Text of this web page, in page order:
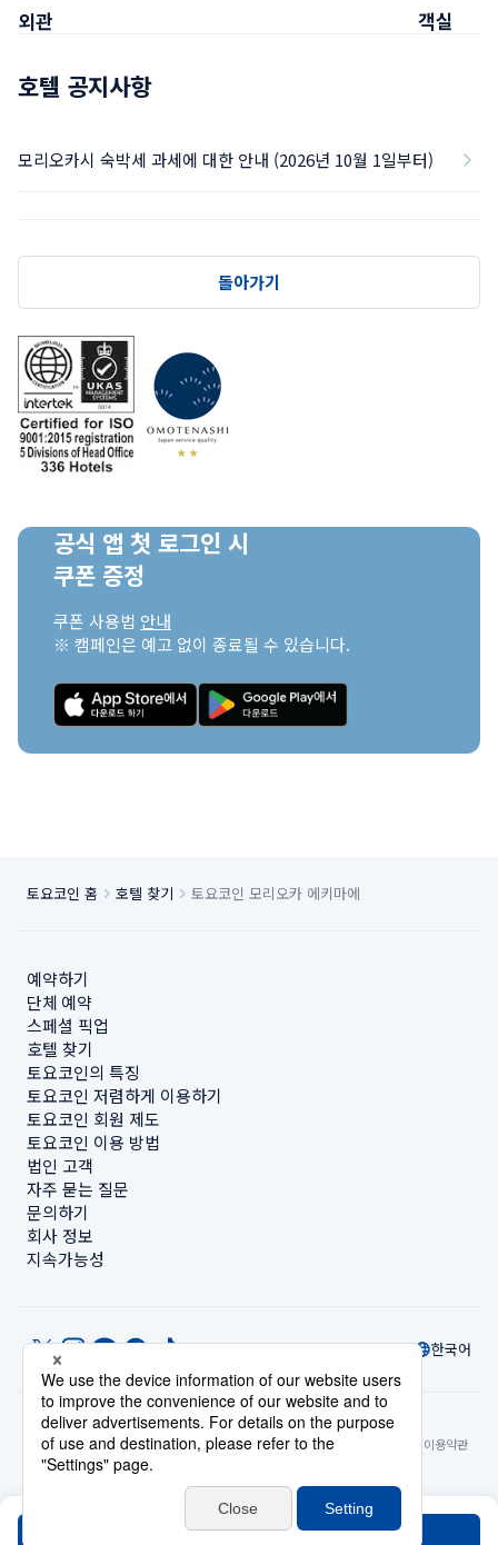
외관 객실
호텔 공지사항
모리오카시 숙박세 과세에 대한 안내 (2026년 10월 1일부터)
돌아가기
공식 앱 첫 로그인 시
쿠폰 증정
쿠폰 사용법 안내
※ 캠페인은 예고 없이 종료될 수 있습니다.
토요코인 홈 호텔 찾기 토요코인 모리오카 에키마에
예약하기
단체 예약
스페셜 픽업
호텔 찾기
토요코인의 특징
토요코인 저렴하게 이용하기
토요코인 회원 제도
토요코인 이용 방법
법인 고객
자주 묻는 질문
문의하기
회사 정보
지속가능성
한국어
© Toyoko Inn Co., Ltd.
개인정보 설정개인정보 보호정책특정상거래법에 관한 표기사이트 정책
숙박시설 이용약관
계정 이용 약관카드 회원 약관